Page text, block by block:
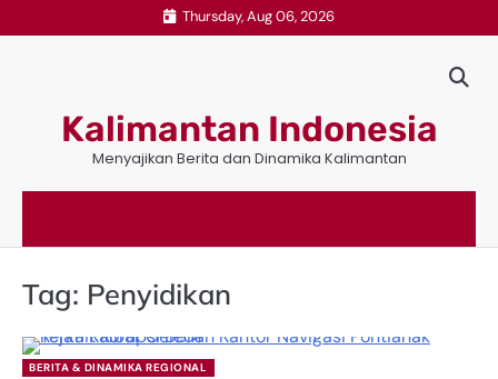
to
Thursday, Aug 06, 2026
Kalimantan Indonesia
Menyajikan Berita dan Dinamika Kalimantan
Tag: Penyidikan
BERITA & DINAMIKA REGIONAL